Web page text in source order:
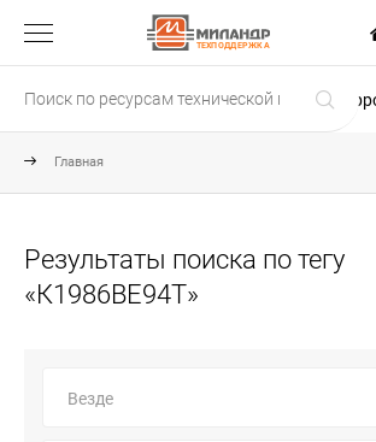
ТЕХПОДДЕРЖКА
Главная
Результаты поиска по тегу
«К1986ВЕ94Т»
Везде